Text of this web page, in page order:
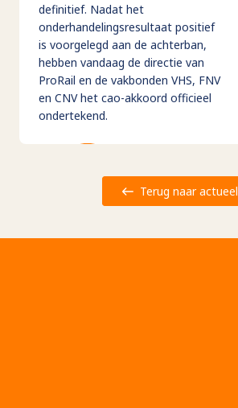
definitief. Nadat het
onderhandelingsresultaat positief
is voorgelegd aan de achterban,
hebben vandaag de directie van
ProRail en de vakbonden VHS, FNV
en CNV het cao-akkoord officieel
ondertekend.
Terug naar actueel